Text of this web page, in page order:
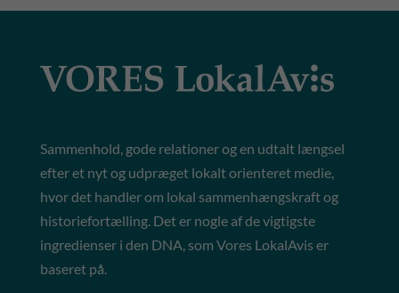
Sammenhold, gode relationer og en udtalt længsel
efter et nyt og udpræget lokalt orienteret medie,
hvor det handler om lokal sammenhængskraft og
historiefortælling. Det er nogle af de vigtigste
ingredienser i den DNA, som Vores LokalAvis er
baseret på.